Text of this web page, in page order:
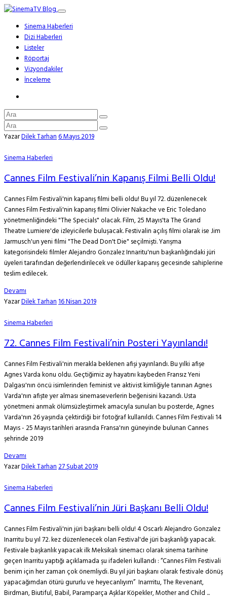
Sinema Haberleri
Dizi Haberleri
Listeler
Röportaj
Vizyondakiler
İnceleme
YazarDilek Tarhan6 Mayıs 2019
Sinema Haberleri
Cannes Film Festivali’nin Kapanış Filmi Belli Oldu!
Cannes Film Festivali'nin kapanış filmi belli oldu! Bu yıl 72. düzenlenecek
Cannes Film Festivali'nin kapanış filmi Olivier Nakache ve Eric Toledano
yönetmenliğindeki "The Specials" olacak. Film, 25 Mayıs'ta The Grand
Theatre Lumiere'de izleyicilerle buluşacak. Festivalin açılış filmi olarak ise Jim
Jarmusch'un yeni filmi "The Dead Don't Die" seçilmişti. Yarışma
kategorisindeki filmler Alejandro Gonzalez Innaritu'nun başkanlığındaki jüri
üyeleri tarafından değerlendirilecek ve ödüller kapanış gecesinde sahiplerine
teslim edilecek.
Devamı
YazarDilek Tarhan16 Nisan 2019
Sinema Haberleri
72. Cannes Film Festivali’nin Posteri Yayınlandı!
Cannes Film Festivali'nin merakla beklenen afişi yayınlandı. Bu yılki afişe
Agnes Varda konu oldu. Geçtiğimiz ay hayatını kaybeden Fransız Yeni
Dalgası'nın öncü isimlerinden feminist ve aktivist kimliğiyle tanınan Agnes
Varda'nın afişte yer alması sinemaseverlerin beğenisini kazandı. Usta
yönetmeni anmak ölümsüzleştirmek amacıyla sunulan bu posterde, Agnes
Varda'nın 26 yaşında çektirdiği bir fotoğraf kullanıldı. Cannes Film Festivali 14
Mayıs - 25 Mayıs tarihleri arasında Fransa'nın güneyinde bulunan Cannes
şehrinde 2019
Devamı
YazarDilek Tarhan27 Şubat 2019
Sinema Haberleri
Cannes Film Festivali’nin Jüri Başkanı Belli Oldu!
Cannes Film Festivali'nin jüri başkanı belli oldu! 4 Oscarlı Alejandro Gonzalez
Inarritu bu yıl 72. kez düzenlenecek olan Festival'de jüri başkanlığı yapacak.
Festivale başkanlık yapacak ilk Meksikalı sinemacı olarak sinema tarihine
geçen Inarritu yaptığı açıklamada şu ifadeleri kullandı : “Cannes Film Festivali
benim için her zaman çok önemliydi. Bu yıl jüri başkanı olarak festivale dönüş
yapacağımdan ötürü gururlu ve heyecanlıyım” Inarrritu, The Revenant,
Birdman, Biutiful, Babil, Paramparça Aşklar Köpekler, Mother and Child ...